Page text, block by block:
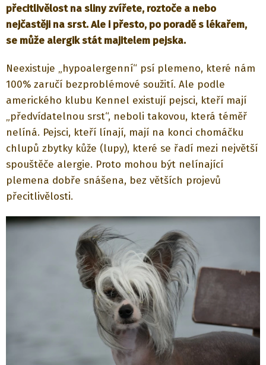
přecitlivělost na sliny zvířete, roztoče a nebo
nejčastěji na srst. Ale i přesto, po poradě s lékařem,
se může alergik stát majitelem pejska.
Neexistuje „hypoalergenní“ psí plemeno, které nám
100% zaručí bezproblémové soužití. Ale podle
amerického klubu Kennel existují pejsci, kteří mají
„předvídatelnou srst“, neboli takovou, která téměř
nelíná. Pejsci, kteří línají, mají na konci chomáčku
chlupů zbytky kůže (lupy), které se řadí mezi největší
spouštěče alergie. Proto mohou být nelínající
plemena dobře snášena, bez větších projevů
přecitlivělosti.